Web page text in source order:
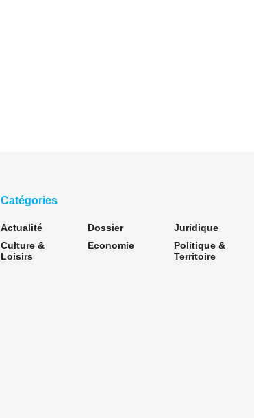
Catégories
Actualité
Culture &
Loisirs
Dossier
Economie
Juridique
Politique &
Territoire